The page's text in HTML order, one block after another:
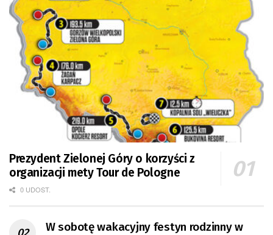
Prezydent Zielonej Góry o korzyści z
organizacji mety Tour de Pologne
0 UDOST.
W sobotę wakacyjny festyn rodzinny w